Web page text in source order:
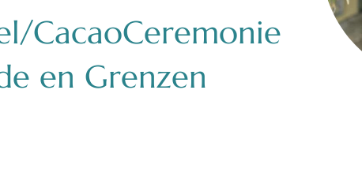
CacaoCeremonie
en Grenzen